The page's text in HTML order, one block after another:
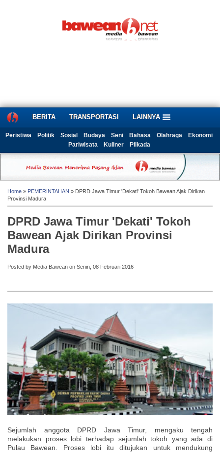
BERITA TRANSPORTASI LAINNYA
Peristiwa Politik Sosial Budaya Seni Bahasa Olahraga
Ekonomi
Pariwisata
Kuliner Pilkada
Home » PEMERINTAHAN » DPRD Jawa Timur 'Dekati' Tokoh Bawean Ajak Dirikan
Provinsi Madura
DPRD Jawa Timur 'Dekati' Tokoh
Bawean Ajak Dirikan Provinsi
Madura
Posted by Media Bawean on Senin, 08 Februari 2016
Sejumlah anggota DPRD Jawa Timur, mengaku tengah
melakukan proses lobi terhadap sejumlah tokoh yang ada di
Pulau Bawean. Proses lobi itu ditujukan untuk mendukung